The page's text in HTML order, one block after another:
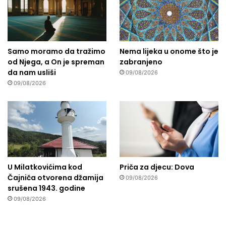
Samo moramo da tražimo
od Njega, a On je spreman
da nam usliši
09/08/2026
Nema lijeka u onome što je
zabranjeno
09/08/2026
U Milatkovićima kod
Čajniča otvorena džamija
srušena 1943. godine
09/08/2026
Priča za djecu: Dova
09/08/2026